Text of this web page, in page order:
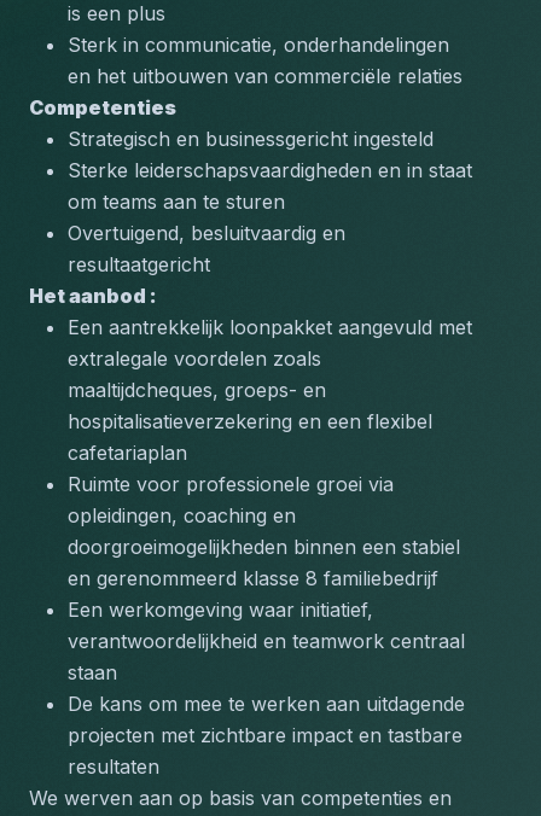
is een plus
Sterk in communicatie, onderhandelingen
en het uitbouwen van commerciële relaties
Competenties
Strategisch en businessgericht ingesteld
Sterke leiderschapsvaardigheden en in staat
om teams aan te sturen
Overtuigend, besluitvaardig en
resultaatgericht
Het aanbod :
Een aantrekkelijk loonpakket aangevuld met
extralegale voordelen zoals
maaltijdcheques, groeps- en
hospitalisatieverzekering en een flexibel
cafetariaplan
Ruimte voor professionele groei via
opleidingen, coaching en
doorgroeimogelijkheden binnen een stabiel
en gerenommeerd klasse 8 familiebedrijf
Een werkomgeving waar initiatief,
verantwoordelijkheid en teamwork centraal
staan
De kans om mee te werken aan uitdagende
projecten met zichtbare impact en tastbare
resultaten
We werven aan op basis van competenties en